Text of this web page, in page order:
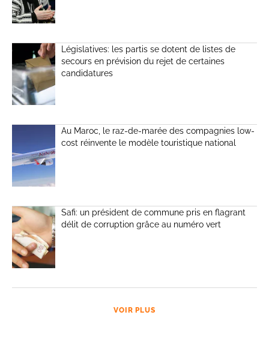
Législatives: les partis se dotent de listes de
secours en prévision du rejet de certaines
candidatures
Au Maroc, le raz-de-marée des compagnies low-
cost réinvente le modèle touristique national
Safi: un président de commune pris en flagrant
délit de corruption grâce au numéro vert
VOIR PLUS